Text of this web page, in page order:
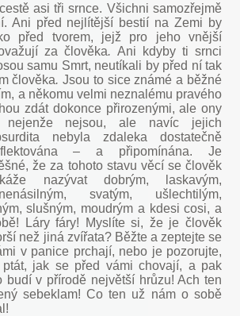
asi tři srnce. Všichni samozřejmě
Ani před nejlítější bestií na Zemi by
před tvorem, jejž pro jeho vnější
za člověka. Ani kdyby ti srnci
samu Smrt, neutíkali by před ní tak
člověka.Jsou to sice známé a běžné
a někomu velmi neznalému pravého
zdát dokonce přirozenými, ale ony
nejenže nejsou, ale navíc jejich
nebyla zdaleka dostatečně
– a připomínána. Je
že za tohoto stavu věcí se člověk
nazývat dobrým, laskavým,
svatým, ušlechtilým,
slušným, moudrým a kdesi cosi, a
Láry fáry! Myslíte si, že je člověk
než jiná zvířata? Běžte a zeptejte se
v panice prchají, nebo je pozorujte,
ptát, jak se před vámi chovají, a pak
budí v přírodě největší hrůzu! Ach ten
sebeklam! Co ten už nám o sobě